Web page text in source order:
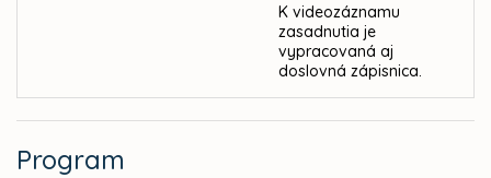
K videozáznamu
zasadnutia je
vypracovaná aj
doslovná zápisnica.
Program